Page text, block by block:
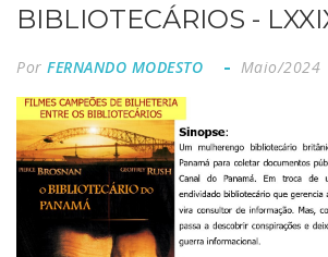
BIBLIOTECÁRIOS -
Por FERNANDO MODESTO Maio/2024